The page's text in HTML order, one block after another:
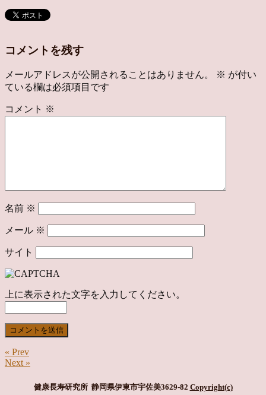
コメントを残す
メールアドレスが公開されることはありません。 ※ が付い
ている欄は必須項目です
コメント ※
名前 ※
メール ※
サイト
上に表示された文字を入力してください。
« Prev
Next »
健康長寿研究所 静岡県伊東市宇佐美3629-82 Copyright(c)